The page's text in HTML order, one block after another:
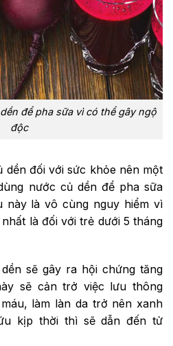
để pha sữa vì có thể gây ngộ
độc
dền đối với sức khỏe nên một
nước củ dền để pha sữa
này là vô cùng nguy hiểm vì
là đối với trẻ dưới 5 tháng
sẽ gây ra hội chứng tăng
sẽ cản trở việc lưu thông
làm làn da trở nên xanh
kịp thời thì sẽ dẫn đến tử